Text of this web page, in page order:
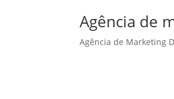
Agência de
Agência de Marketing